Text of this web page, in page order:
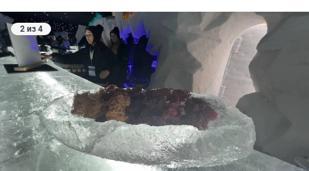
2 из 4